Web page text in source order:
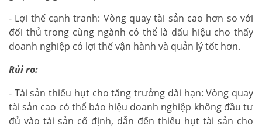
- Lợi thế cạnh tranh: Vòng quay tài sản cao hơn so với
đối thủ trong cùng ngành có thể là dấu hiệu cho thấy
doanh nghiệp có lợi thế vận hành và quản lý tốt hơn.
Rủi ro:
- Tài sản thiếu hụt cho tăng trưởng dài hạn: Vòng quay
tài sản cao có thể báo hiệu doanh nghiệp không đầu tư
đủ vào tài sản cố định, dẫn đến thiếu hụt tài sản cho